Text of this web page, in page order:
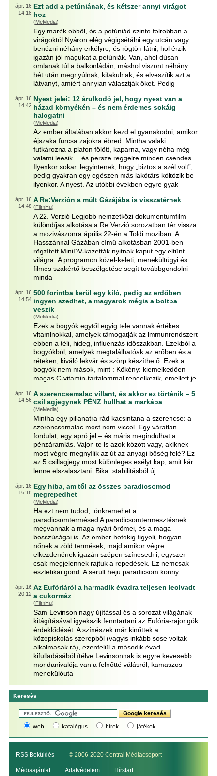
ápr. 16
14:18
Ezt add a petúniának, és kétszer annyi virágot
hoz
(MeMedia)
Egy marék ebből, és a petúniád szinte felrobban a
virágoktól Nyáron elég végigsétálni egy utcán vagy
benézni néhány erkélyre, és rögtön látni, hol érzik
igazán jól magukat a petúniák. Van, ahol dúsan
omlanak túl a balkonládán, máshol viszont néhány
hét után megnyúlnak, kifakulnak, és elveszítik azt a
látványt, amiért annyian választják őket. Pedig
ápr. 16
14:42
Nyest jelei: 12 árulkodó jel, hogy nyest van a
házad környékén – és nem érdemes sokáig
halogatni
(MeMedia)
Az ember általában akkor kezd el gyanakodni, amikor
éjszaka furcsa zajokra ébred. Mintha valaki
futkározna a plafon fölött, kaparna, vagy néha még
valami leesik… és persze reggelre minden csendes.
Ilyenkor sokan legyintenek, hogy „biztos a szél volt”,
pedig gyakran egy egészen más lakótárs költözik be
ilyenkor. A nyest. Az utóbbi években egyre gyak
ápr. 16
14:48
A Re:Verzión a múlt Gázájába is visszatérnek
(FilmHu)
A 22. Verzió Legjobb nemzetközi dokumentumfilm
különdíjas alkotása a Re:Verzió sorozatban tér vissza
a mozivászonra április 22-én a Toldi moziban. A
Hasszánnal Gázában című alkotásban 2001-ben
rögzített MiniDV-kazetták nyitnak kaput egy eltűnt
világra. A programon közel-keleti, menekültügyi és
filmes szakértő beszélgetése segít továbbgondolni
minda
ápr. 16
14:54
500 forintba kerül egy kiló, pedig az erdőben
ingyen szedhet, a magyarok mégis a boltba
veszik
(MeMedia)
Ezek a bogyók egytől egyig tele vannak értékes
vitaminokkal, amelyek támogatják az immunrendszert
ebben a téli, hideg, influenzás időszakban. Ezekből a
bogyókból, amelyek megtalálhatóak az erőben és a
réteken, kiváló lekvár és szörp készíthető. Ezek a
bogyók nem mások, mint : Kökény: kiemelkedően
magas C-vitamin-tartalommal rendelkezik, emellett je
ápr. 16
14:56
A szerencsemalac villant, és akkor ez történik – 5
csillagjegynek PÉNZ hullhat a markába
(MeMedia)
Mintha egy pillanatra rád kacsintana a szerencse: a
szerencsemalac most nem viccel. Egy váratlan
fordulat, egy apró jel – és máris megindulhat a
pénzáramlás. Vajon te is azok között vagy, akiknek
most végre megnyílik az út az anyagi bőség felé? Ez
az 5 csillagjegy most különleges esélyt kap, amit kár
lenne elszalasztani. Bika: stabilitásból új
ápr. 16
16:18
Egy hiba, amitől az összes paradicsomod
megrepedhet
(MeMedia)
Ha ezt nem tudod, tönkremehet a
paradicsomtermésed A paradicsomtermesztésnek
megvannak a maga nyári örömei, és a maga
bosszúságai is. Az ember hetekig figyeli, hogyan
nőnek a zöld termések, majd amikor végre
elkezdenének igazán szépen színesedni, egyszer
csak megjelennek rajtuk a repedések. Ez nemcsak
esztétikai gond. A sérült héjú paradicsom könny
ápr. 16
20:12
Az Eufóriáról a harmadik évadra teljesen leolvadt
a cukormáz
(FilmHu)
Sam Levinson nagy újítással és a sorozat világának
kitágításával igyekszik fenntartani az Eufória-rajongók
érdeklődését. A színészek már kinőttek a
középiskolás szerepből (vagyis inkább sose voltak
alkalmasak rá), ezenfelül a második évad
kifulladásából ítélve Levinsonnak is egyre kevesebb
mondanivalója van a felnőtté válásról, kamaszos
menekülőuta
Keresés
web katalógus hírek játékok
RSS Beküldés © 2006-2020 Central Médiacsoport
Médiaajánlat Adatvédelem Hírstart